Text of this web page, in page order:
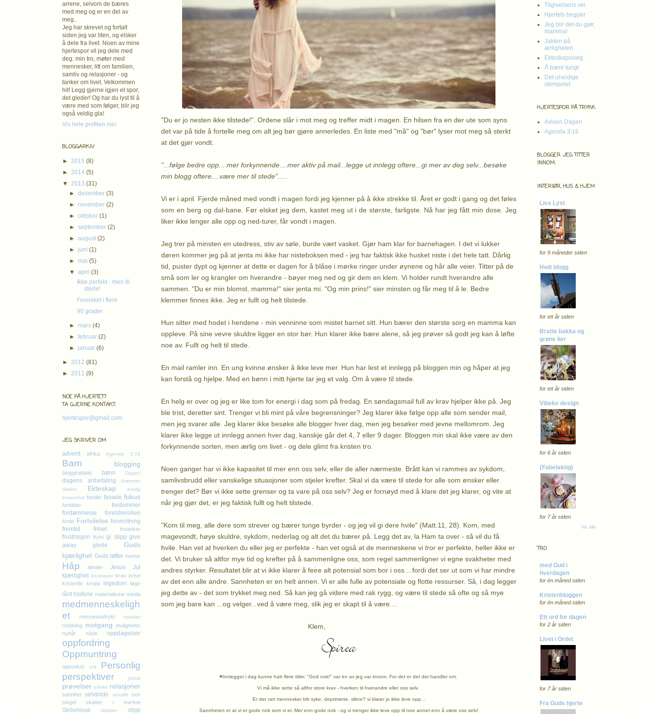
"Du er jo nesten ikke tilstede!". Ordene slår i mot meg og treffer midt i magen. En hilsen fra en der ute som syns
det var på tide å fortelle meg om alt jeg bør gjøre annerledes. En liste med "må" og "bør" lyser mot meg så sterkt
at det gjør vondt.
"...følge bedre opp....mer forkynnende....mer aktiv på mail...legge ut innlegg oftere...gi mer av deg selv...besøke
min blogg oftere....være mer til stede".....
Vi er i april. Fjerde måned med vondt i magen fordi jeg kjenner på å ikke strekke til. Året er godt i gang og det føles
som en berg og dal-bane. Før elsket jeg dem, kastet meg ut i de største, farligste. Nå har jeg fått min dose. Jeg
liker ikke lenger alle opp og ned-turer, får vondt i magen.
Jeg trer på minsten en utedress, stiv av søle, burde vært vasket. Gjør ham klar for barnehagen. I det vi lukker
døren kommer jeg på at jenta mi ikke har nisteboksen med - jeg har faktisk ikke husket niste i det hele tatt. Dårlig
tid, puster dypt og kjenner at dette er dagen for å blåse i mørke ringer under øynene og hår alle veier. Titter på de
små som ler og krangler om hverandre - bøyer meg ned og gir dem en klem. Vi holder rundt hverandre alle
sammen. "Du er min blomst, mamma!" sier jenta mi. "Og min prins!" sier minsten og får meg til å le. Bedre
klemmer finnes ikke. Jeg er fullt og helt tilstede.
Hun sitter med hodet i hendene - min venninne som mistet barnet sitt. Hun bærer den største sorg en mamma kan
oppleve. På sine vevre skuldre ligger en stor bør. Hun klarer ikke bære alene, så jeg prøver så godt jeg kan å løfte
noe av. Fullt og helt til stede.
En mail ramler inn. En ung kvinne ønsker å ikke leve mer. Hun har lest et innlegg på bloggen min og håper at jeg
kan forstå og hjelpe. Med en bønn i mitt hjerte tar jeg et valg. Om å være til stede.
En helg er over og jeg er like tom for energi i dag som på fredag. En søndagsmail full av krav hjelper ikke på. Jeg
ble trist, deretter sint. Trenger vi bli mint på våre begrensninger? Jeg klarer ikke følge opp alle som sender mail,
men jeg svarer alle. Jeg klarer ikke besøke alle blogger hver dag, men jeg besøker med jevne mellomrom. Jeg
klarer ikke legge ut innlegg annen hver dag, kanskje går det 4, 7 eller 9 dager. Bloggen min skal ikke være av den
forkynnende sorten, men ærlig om livet - og dele glimt fra kristen tro.
Noen ganger har vi ikke kapasitet til mer enn oss selv, eller de aller nærmeste. Brått kan vi rammes av sykdom,
samlivsbrudd eller vanskelige situasjoner som stjeler krefter. Skal vi da være til stede for alle som ønsker eller
trenger det? Bør vi ikke sette grenser og ta vare på oss selv? Jeg er fornøyd med å klare det jeg klarer, og vite at
når jeg gjør det, er jeg faktisk fullt og helt tilstede.
"Kom til meg, alle dere som strever og bærer tunge byrder - og jeg vil gi dere hvile" (Matt.11, 28). Kom, med
magevondt, høye skuldre, sykdom, nederlag og alt det du bærer på. Legg det av, la Ham ta over - så vil du få
hvile. Han vet at hverken du eller jeg er perfekte - han vet også at de menneskene vi tror er perfekte, heller ikke er
det. Vi bruker så altfor mye tid og krefter på å sammenligne oss, som regel sammenligner vi egne svakheter med
andres styrker. Resultatet blir at vi ikke klarer å feire alt potensial som bor i oss....fordi det ser ut som vi har mindre
av det enn alle andre. Sannheten er en helt annen. Vi er alle fulle av potensiale og flotte ressurser. Så, i dag legger
jeg dette av - det som trykket meg ned. Så kan jeg gå videre med rak rygg, og være til stede så ofte og så mye
som jeg bare kan ...og velger...ved å være meg, slik jeg er skapt til å være....
Klem,
♥Innlegget i dag kunne hatt flere titler. "God nok!" var en av jeg var innom. For det er det det handler om.
Vi må ikke sette så altfor store krav - hverken til hverandre eller oss selv.
Er det rart mennesker blir syke, deprimerte, slitne? vi klarer jo ikke leve opp...
Sannheten er at vi er gode nok som vi er. Mer enn gode nok - og vi trenger ikke leve opp til noe annet enn å være oss selv!
arrene, selvom de bæres
med meg og er en del av
meg..
Jeg har skrevet og fortalt
siden jeg var liten, og elsker
å dele fra livet. Noen av mine
hjertespor vil jeg dele med
deg: min tro, møter med
mennesker, litt om familien,
samliv og relasjoner - og
tanker om livet. Velkommen
hit! Legg gjerne igjen et spor,
det gleder! Og har du lyst til å
være med som følger, blir jeg
også veldig gla!
Vis hele profilen min
BLOGGARKIV
► 2015 (8)
► 2014 (5)
▼ 2013 (31)
►desember(3)
► november(2)
►oktober(1)
►september(2)
►august(2)
► juni(1)
► mai(5)
▼april(3)
Ikke perfekt - men til
stede!
Forelsket i flere
90 grader
► mars(4)
►februar(2)
► januar(6)
► 2012 (81)
► 2011 (9)
NOE PÅ HJERTET?
TA GJERNE KONTAKT:
hjertespor@gmail.com
JEG SKRIVER OM
advent afrika Agenda 3:16
Barn blogging
bloggtrøbbel bønn Dagen
dagens anbefaling
drømmer
døden
Ekteskap
enslig
ensomhet familie fasade fokus
forbilder
fordommer
fordømmelse
foreldrerollen
fortid Fortvilelse forventning
fremtid
frihet fristelser
frustrasjon frykt gi slipp give
away
glede
Guds
kjærlighet Guds løfter humor
Håp idealer Jesus
Jul
kjærlighet kontraster krav krise
kristenliv kropp legedom løgn
lånt historie materialisme media
medmenneskeligh
et
menneskefrykt mirakler
mobbing motgang
muligheter
nyttår
nåde oppdagelser
oppfordring
Oppmuntring
oppvekst ord
Personlig
perspektiver
privat
prøvelser påske relasjoner
sannhet selvbilde selvtillit
sex
singel
skatter i mørket
Skilsmisse sladder
slipp
Tilgivelsens vei
Hjertets begjær
Jeg blir det du gjør,
mamma!
Jakten på
ærligheten
Ekteskapsvalg
Å bære tungt
Det uheldige
stempelet
HJERTESPOR PÅ TRYKK
Avisen Dagen
Agenda 3:16
BLOGGER JEG TITTER
INNOM:
INTERIØR, HUS & HJEM
Livs Lyst
for 9 måneder siden
Hwit blogg
for ett år siden
Bratte bakka og
grøne lier
for ett år siden
Vibeke design
for 6 år siden
{Fabelaktig}
for 7 år siden
Vis alle
TRO
med Gud i
hverdagen
for én måned siden
Kristenbloggen
for én måned siden
Ett ord for dagen
for 2 år siden
Livet i Ordet
for 7 år siden
Fra Guds hjerte